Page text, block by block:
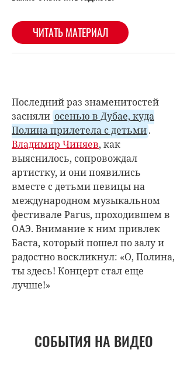
Последний раз знаменитостей
засняли осенью в Дубае, куда
Полина прилетела с детьми.
Владимир Чиняев, как
выяснилось, сопровождал
артистку, и они появились
вместе с детьми певицы на
международном музыкальном
фестивале Parus, проходившем в
ОАЭ. Внимание к ним привлек
Баста, который пошел по залу и
радостно воскликнул: «О, Полина,
ты здесь! Концерт стал еще
лучше!»
СОБЫТИЯ НА ВИДЕО